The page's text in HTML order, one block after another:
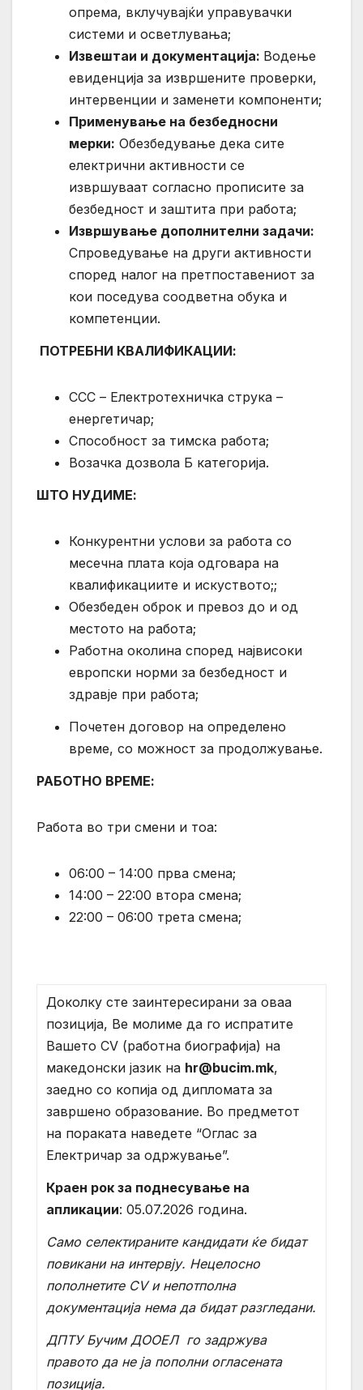
опрема, вклучувајќи управувачки
системи и осветлувања;
Извештаи и документација: Водење
евиденција за извршените проверки,
интервенции и заменети компоненти;
Применување на безбедносни
мерки: Обезбедување дека сите
електрични активности се
извршуваат согласно прописите за
безбедност и заштита при работа;
Извршување дополнителни задачи:
Спроведување на други активности
според налог на претпоставениот за
кои поседува соодветна обука и
компетенции.
ПОТРЕБНИ КВАЛИФИКАЦИИ:
ССС – Електротехничка струка –
енергетичар;
Способност за тимска работа;
Возачка дозвола Б категорија.
ШТО НУДИМЕ:
Конкурентни услови за работа со
месечна плата која одговара на
квалификациите и искуството;;
Обезбеден оброк и превоз до и од
местото на работа;
Работна околина според највисоки
европски норми за безбедност и
здравје при работа;
Почетен договор на определено
време, со можност за продолжување.
РАБОТНО ВРЕМЕ:
Работа во три смени и тоа:
06:00 – 14:00 прва смена;
14:00 – 22:00 втора смена;
22:00 – 06:00 трета смена;
Доколку сте заинтересирани за оваа
позиција, Ве молиме да го испратите
Вашето CV (работна биографија) на
македонски јазик на hr@bucim.mk,
заедно со копија од дипломата за
завршено образование. Во предметот
на пораката наведете “Оглас за
Електричар за одржување”.
Краен рок за поднесување на
апликации: 05.07.2026 година.
Само селектираните кандидати ќе бидат
повикани на интервју. Нецелосно
пополнетите CV и непотполна
документација нема да бидат разгледани.
ДПТУ Бучим ДООЕЛ го задржува
правото да не ја пополни огласената
позиција.